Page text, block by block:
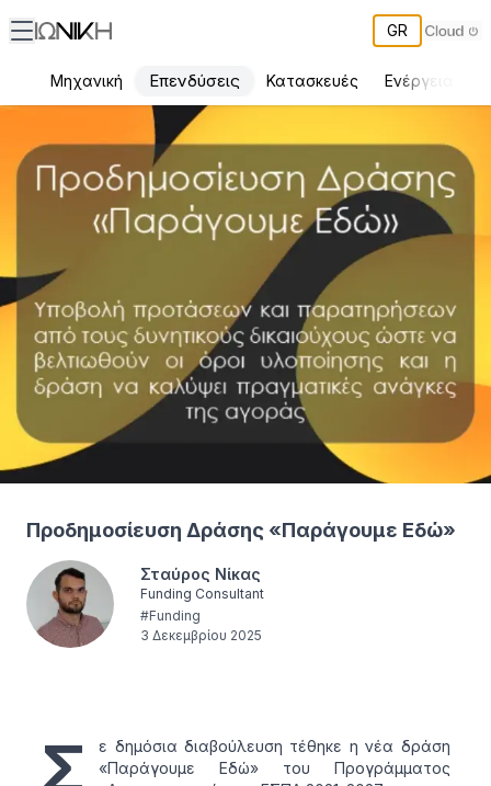
GR
Μηχανική Επενδύσεις Κατασκευές Ενέργεια
Προδημοσίευση Δράσης «Παράγουμε Εδώ»
Προδημοσίευση Δράσης «Παράγουμε Εδώ»
Σταύρος Νίκας
Funding Consultant
#Funding
3 Δεκεμβρίου 2025
Σ
ε δημόσια διαβούλευση τέθηκε η νέα δράση
«Παράγουμε Εδώ» του Προγράμματος